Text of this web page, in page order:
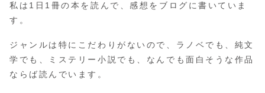
私は1日1冊の本を読んで、感想をブログに書いていま
す。
ジャンルは特にこだわりがないので、ラノベでも、純文
学でも、ミステリー小説でも、なんでも面白そうな作品
ならば読んでいます。